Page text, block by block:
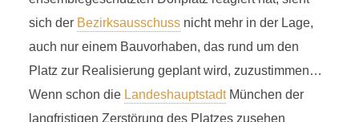
PFANZELTPLATZ
2 Minuten Lesezeit
sich der Bezirksausschussnicht mehr in der Lage,
auch nur einem Bauvorhaben, das rund um den
Platz zur Realisierung geplant wird, zuzustimmen…
Wenn schon die LandeshauptstadtMünchen der
langfristigen Zerstörung des Platzes zusehen